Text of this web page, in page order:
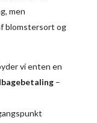
men
blomstersort og
vi enten en
–